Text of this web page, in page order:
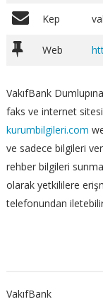
Kep
Web
VakıfBank
faks ve internet
kurumbilgileri.com
ve sadece bilgileri
rehber bilgileri
olarak yetkililere
telefonundan
VakıfBank